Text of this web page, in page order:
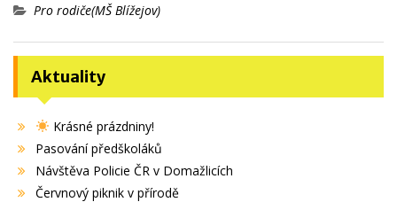
Pro rodiče(MŠ Blížejov)
Aktuality
Krásné prázdniny!
Pasování předškoláků
Návštěva Policie ČR v Domažlicích
Červnový piknik v přírodě